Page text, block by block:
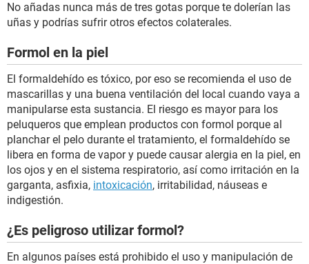
No añadas nunca más de tres gotas porque te dolerían las
uñas y podrías sufrir otros efectos colaterales.
Formol en la piel
El formaldehído es tóxico, por eso se recomienda el uso de
mascarillas y una buena ventilación del local cuando vaya a
manipularse esta sustancia. El riesgo es mayor para los
peluqueros que emplean productos con formol porque al
planchar el pelo durante el tratamiento, el formaldehído se
libera en forma de vapor y puede causar alergia en la piel, en
los ojos y en el sistema respiratorio, así como irritación en la
garganta, asfixia, intoxicación, irritabilidad, náuseas e
indigestión.
¿Es peligroso utilizar formol?
En algunos países está prohibido el uso y manipulación de